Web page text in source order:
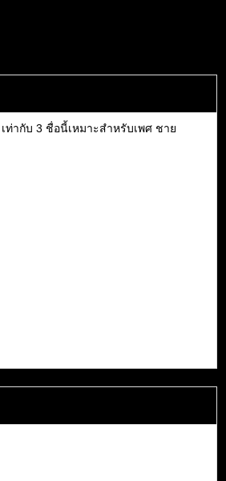
ท่ากับ 3 ชื่อนี้เหมาะสำหรับเพศ ชาย